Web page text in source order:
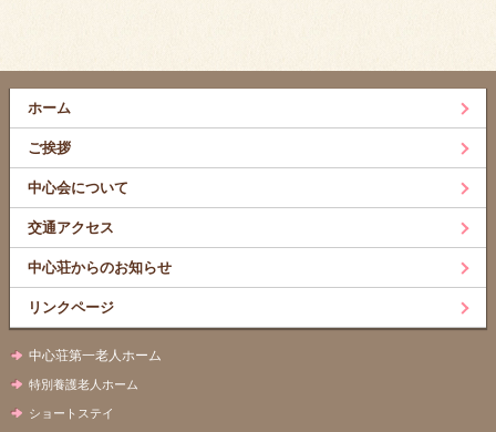
ホーム
ご挨拶
中心会について
交通アクセス
中心荘からのお知らせ
リンクページ
中心荘第一老人ホーム
特別養護老人ホーム
ショートステイ